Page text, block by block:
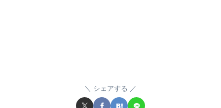
シェアする